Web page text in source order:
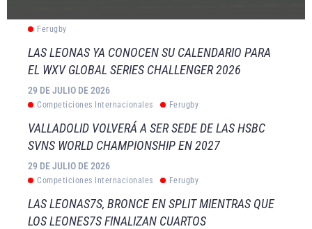
Ferugby
LAS LEONAS YA CONOCEN SU CALENDARIO PARA
EL WXV GLOBAL SERIES CHALLENGER 2026
29 DE JULIO DE 2026
Competiciones Internacionales Ferugby
VALLADOLID VOLVERÁ A SER SEDE DE LAS HSBC
SVNS WORLD CHAMPIONSHIP EN 2027
29 DE JULIO DE 2026
Competiciones Internacionales Ferugby
LAS LEONAS7S, BRONCE EN SPLIT MIENTRAS QUE
LOS LEONES7S FINALIZAN CUARTOS